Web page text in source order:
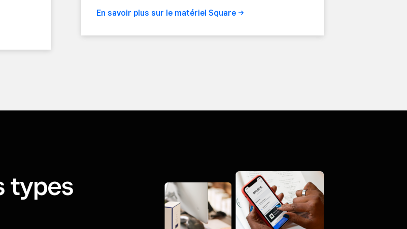
En savoir plus sur le matériel Square
types